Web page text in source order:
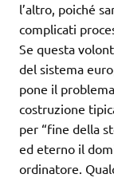
l’altro, poiché
complicati
Se questa
del sistema
pone il
costruzione
per “fine della
ed eterno il
ordinatore.